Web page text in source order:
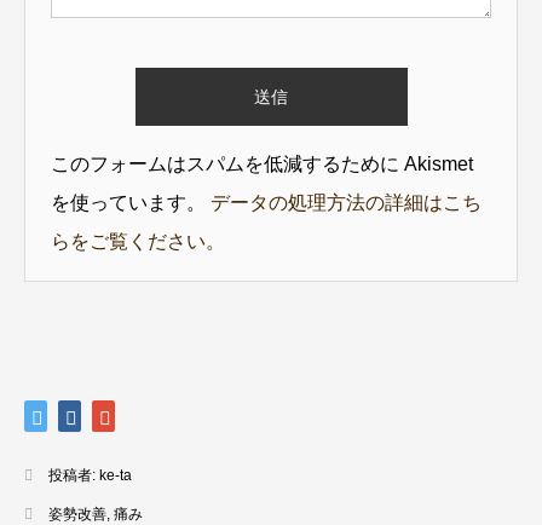
このフォームはスパムを低減するために Akismet
を使っています。 データの処理方法の詳細はこち
らをご覧ください。
投稿者: ke-ta
姿勢改善, 痛み